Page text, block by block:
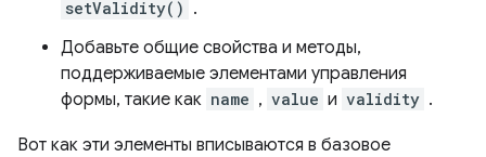
setValidity() .
Добавьте общие свойства и методы,
поддерживаемые элементами управления
формы, такие как name , value и validity .
Вот как эти элементы вписываются в базовое